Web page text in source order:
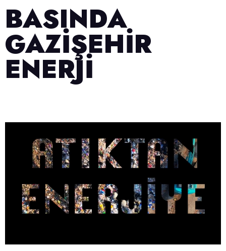
BASINDA
GAZİŞEHİR
ENERJİ